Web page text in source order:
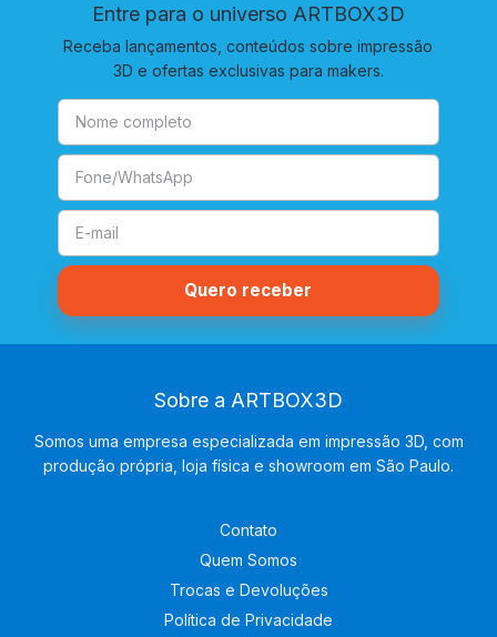
Entre para o universo ARTBOX3D
Receba lançamentos, conteúdos sobre impressão
3D e ofertas exclusivas para makers.
Sobre a ARTBOX3D
Somos uma empresa especializada em impressão 3D, com
produção própria, loja física e showroom em São Paulo.
Contato
Quem Somos
Trocas e Devoluções
Política de Privacidade